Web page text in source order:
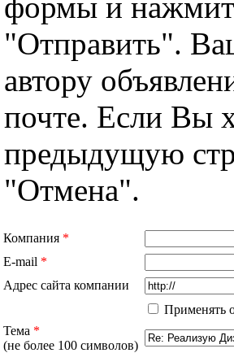
"Отправить".
автору
почте. Если Вы
предыдущую
"Отмена".
Компания *
E-mail *
Адрес сайта компании
Применять
Тема *
(не более 100 символов)